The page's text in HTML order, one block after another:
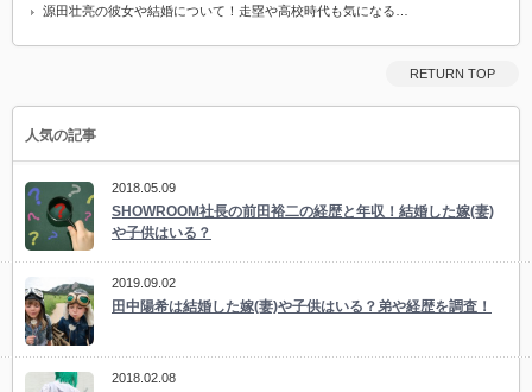
源田壮亮の彼女や結婚について！走塁や高校時代も気になる…
RETURN TOP
人気の記事
2018.05.09
SHOWROOM社長の前田裕二の経歴と年収！結婚した嫁(妻)
や子供はいる？
2019.09.02
田中陽希は結婚した嫁(妻)や子供はいる？弟や経歴を調査！
2018.02.08